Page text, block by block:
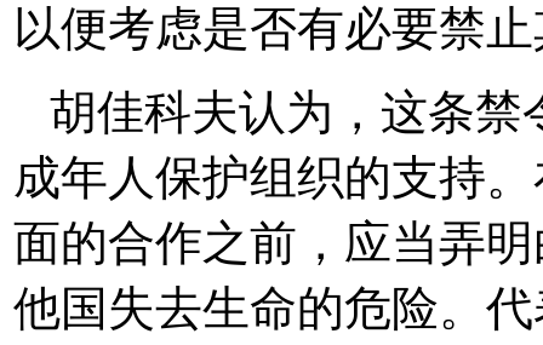
以便考虑是否有必要禁
胡佳科夫认为，这条
成年人保护组织的支持
面的合作之前，应当弄
他国失去生命的危险。